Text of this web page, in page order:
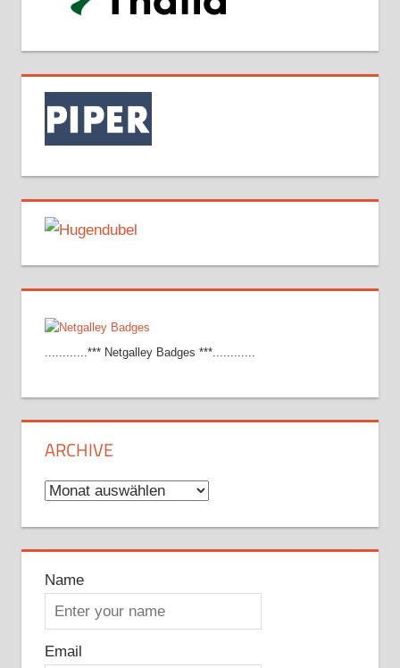
............*** Netgalley Badges ***............
ARCHIVE
Archive
Name
Email